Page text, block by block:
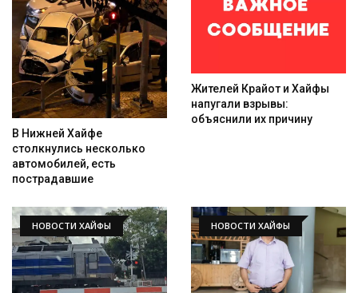
Искать
В Нижней Хайфе
столкнулись несколько
автомобилей, есть
пострадавшие
Жителей Крайот и Хайфы
напугали взрывы:
объяснили их причину
НОВОСТИ ХАЙФЫ НОВОСТИ ХАЙФЫ